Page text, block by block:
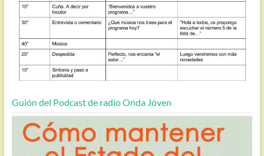
Guión del Podcast de radio Onda Jóven